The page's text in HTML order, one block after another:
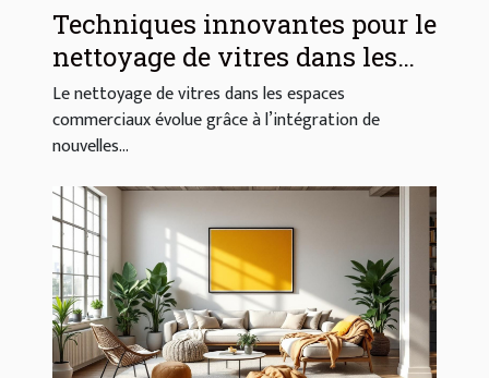
Techniques innovantes pour le
nettoyage de vitres dans les
espaces commerciaux
Le nettoyage de vitres dans les espaces
commerciaux évolue grâce à l’intégration de
nouvelles...